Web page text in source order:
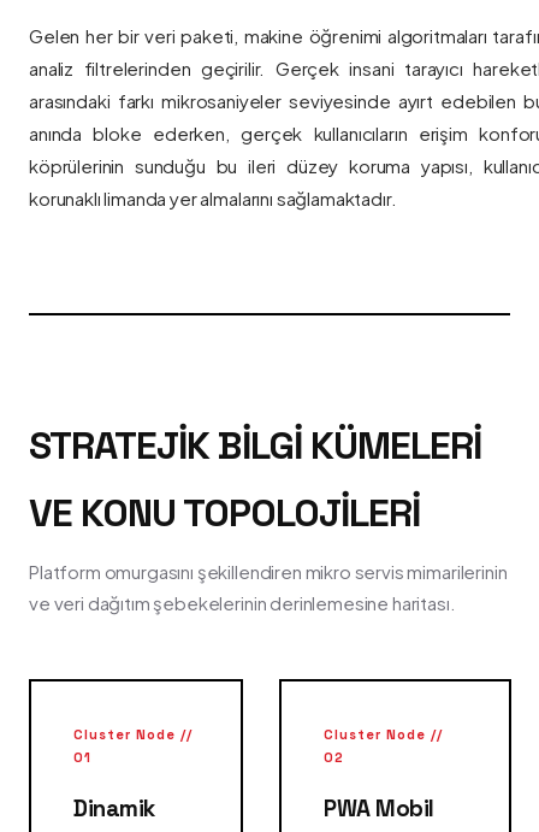
Gelen her bir veri paketi, makine öğrenimi algoritmaları
analiz filtrelerinden geçirilir. Gerçek insani tarayıcı
arasındaki farkı mikrosaniyeler seviyesinde ayırt edebilen
anında bloke ederken, gerçek kullanıcıların erişim
köprülerinin sunduğu bu ileri düzey koruma yapısı,
korunaklı limanda yer almalarını sağlamaktadır.
STRATEJIK BILGI KÜMELERI
VE KONU TOPOLOJILERI
Platform omurgasını şekillendiren mikro servis mimarilerinin
ve veri dağıtım şebekelerinin derinlemesine haritası.
Cluster Node //
01
Dinamik
Cluster Node //
02
PWA Mobil